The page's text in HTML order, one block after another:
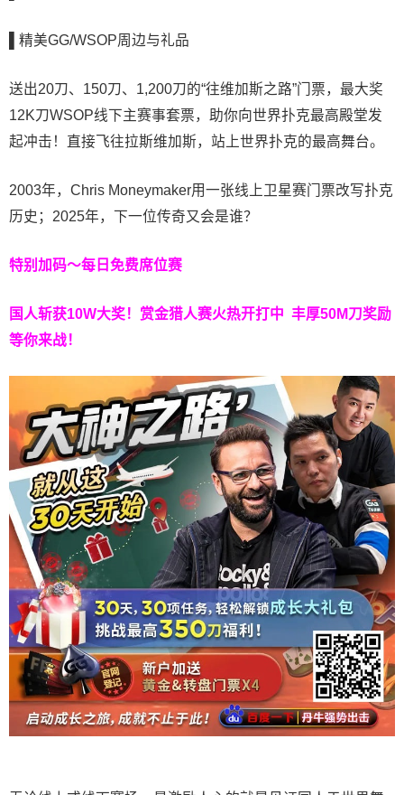
▌精美GG/WSOP周边与礼品
送出20刀、150刀、1,200刀的“往维加斯之路”门票，最大奖
12K刀WSOP线下主赛事套票，助你向世界扑克最高殿堂发
起冲击！直接飞往拉斯维加斯，站上世界扑克的最高舞台。
2003年，Chris Moneymaker用一张线上卫星赛门票改写扑克
历史；2025年，下一位传奇又会是谁？
特别加码～每日免费席位赛
国人斩获10W大奖！ 赏金猎人赛火热开打中 丰厚50M刀奖励
等你来战！